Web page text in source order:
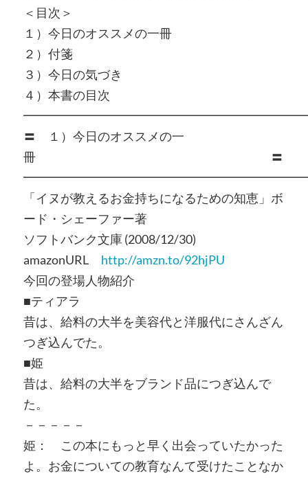
＜目次＞
１）今日のオススメの一冊
２）付箋
３）今日の気づき
４）本書の目次
〓 １）今日のオススメの一
冊 〓
「イヌが教えるお金持ちになるための知恵」ボ
ード・シェーファー著
ソフトバンク文庫 (2008/12/30)
amazonURL http://amzn.to/92hjPU
今回の登場人物紹介
■ティアラ
昔は、給料の大半を美容代と洋服代にさんざん
つぎ込んでた。
■姫
昔は、給料の大半をブランド品につぎ込んで
た。
－－－－－
姫： この本にもっと早く出会っていたかった
よ。お金についての教育なんて受けたことなか